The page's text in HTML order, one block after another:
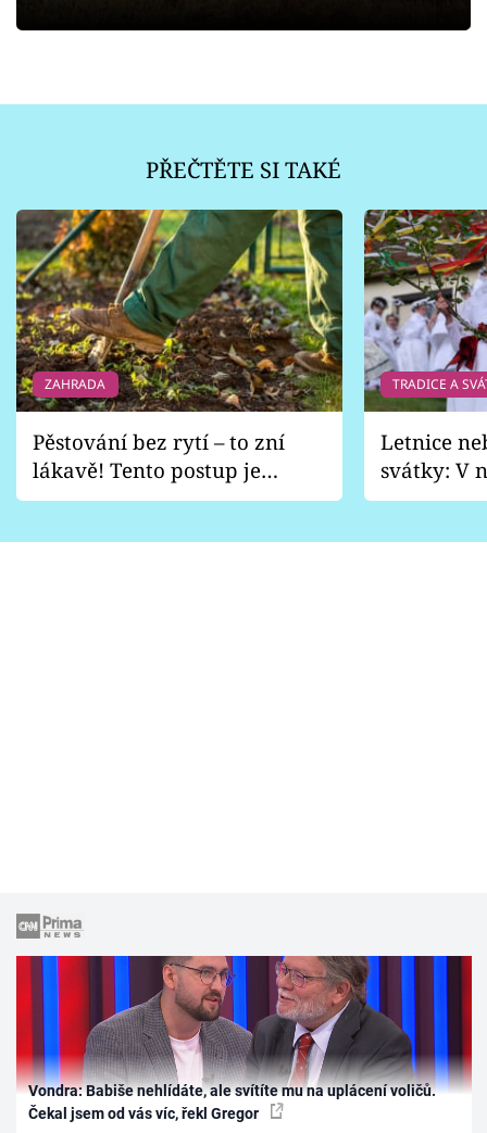
PŘEČTĚTE SI TAKÉ
ZAHRADA
Pěstování bez rytí – to zní
lákavě! Tento postup je
vhodný jen pro některé
TRADICE A
Letnice
svátky: V
pondělí
Vondra: Babiše nehlídáte, ale svítíte mu na uplácení voličů.
Čekal jsem od vás víc, řekl Gregor